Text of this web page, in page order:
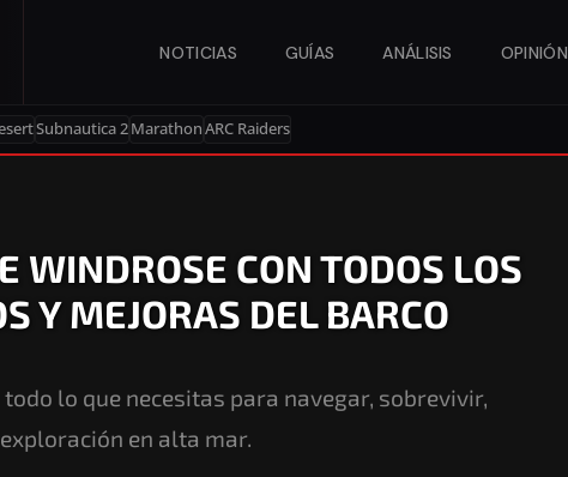
NOTICIAS GUÍAS ANÁLISIS OPINIÓN
Subnautica 2MarathonARC Raiders
WINDROSE CON TODOS LOS
Y MEJORAS DEL BARCO
lo que necesitas para navegar, sobrevivir,
en alta mar.